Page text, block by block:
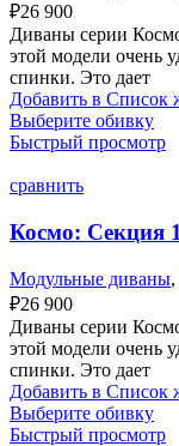
₽26 900
Диваны серии
этой модели очень
спинки. Это дает
Добавить в Список
Выберите обивку
Быстрый просмотр
сравнить
Космо: Секция
Модульные диваны,
₽26 900
Диваны серии
этой модели очень
спинки. Это дает
Добавить в Список
Выберите обивку
Быстрый просмотр